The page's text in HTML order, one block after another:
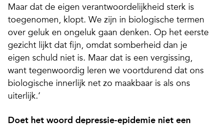
Maar dat de eigen verantwoordelijkheid sterk is
toegenomen, klopt. We zijn in biologische termen
over geluk en ongeluk gaan denken. Op het eerste
gezicht lijkt dat fijn, omdat somberheid dan je
eigen schuld niet is. Maar dat is een vergissing,
want tegenwoordig leren we voortdurend dat ons
biologische innerlijk net zo maakbaar is als ons
uiterlijk.’
Doet het woord depressie-epidemie niet een